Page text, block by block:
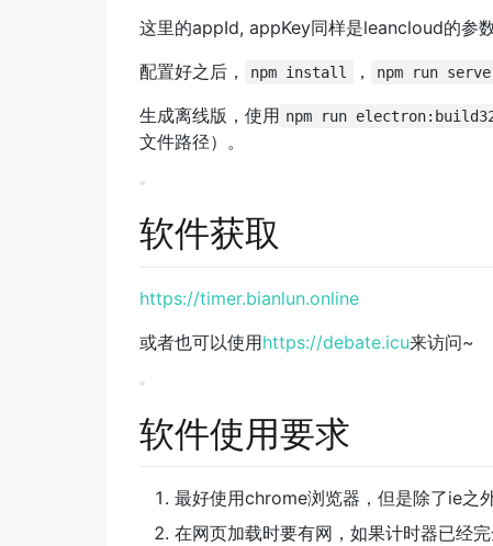
这里的appId, appKey同样是leancloud的参数
配置好之后，
npm install ， npm run serve
生成离线版，使用 npm run
文件路径）。
软件获取
https://timer.bianlun.online
或者也可以使用https://debate.icu来访问~
软件使用要求
最好使用chrome浏览器，但是除了ie之
在网页加载时要有网，如果计时器已经